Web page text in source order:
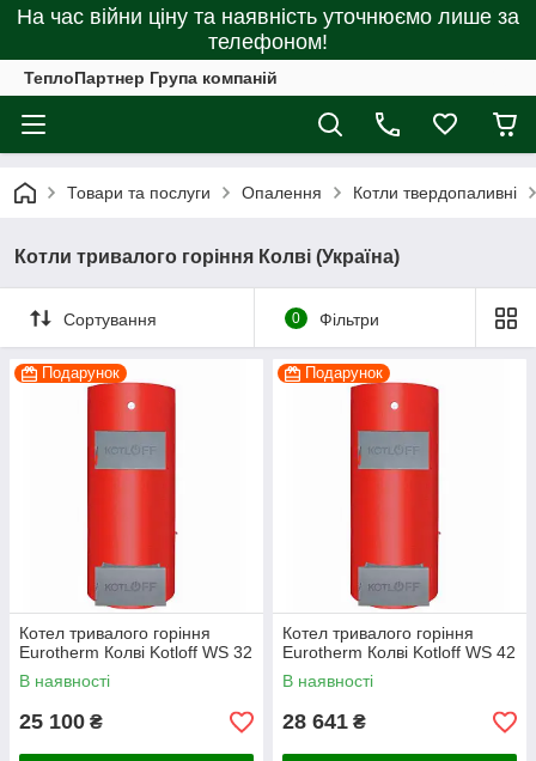
На час війни ціну та наявність уточнюємо лише за
телефоном!
ТеплоПартнер Група компаній
Товари та послуги Опалення Котли твердопаливні
Котли тривалого горіння Колві (Україна)
Сортування 0 Фільтри
Подарунок
Котел тривалого горіння
Eurotherm Колві Kotloff WS 32
В наявності
25 100 ₴
Подарунок
Котел тривалого горіння
Eurotherm Колві Kotloff WS 42
В наявності
28 641 ₴